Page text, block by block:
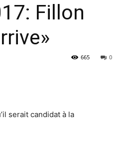
Fillon
0
665
serait candidat à la